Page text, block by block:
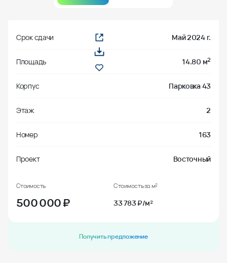
Срок сдачи Май 2024 г.
Площадь 14.80 м2
Корпус Парковка 43
Этаж 2
Номер 163
Проект Восточный
Стоимость
500 000₽
Стоимость за м²
33 783 ₽/м²
Получить предложение